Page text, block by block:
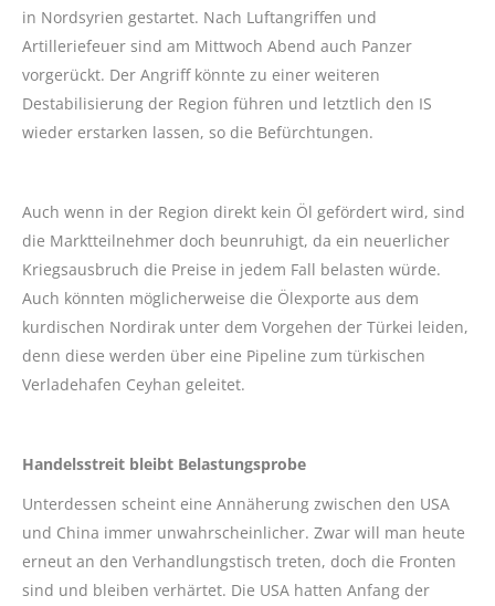
in Nordsyrien gestartet. Nach Luftangriffen und
Artilleriefeuer sind am Mittwoch Abend auch Panzer
vorgerückt. Der Angriff könnte zu einer weiteren
Destabilisierung der Region führen und letztlich den IS
wieder erstarken lassen, so die Befürchtungen.
Auch wenn in der Region direkt kein Öl gefördert wird, sind
die Marktteilnehmer doch beunruhigt, da ein neuerlicher
Kriegsausbruch die Preise in jedem Fall belasten würde.
Auch könnten möglicherweise die Ölexporte aus dem
kurdischen Nordirak unter dem Vorgehen der Türkei leiden,
denn diese werden über eine Pipeline zum türkischen
Verladehafen Ceyhan geleitet.
Handelsstreit bleibt Belastungsprobe
Unterdessen scheint eine Annäherung zwischen den USA
und China immer unwahrscheinlicher. Zwar will man heute
erneut an den Verhandlungstisch treten, doch die Fronten
sind und bleiben verhärtet. Die USA hatten Anfang der